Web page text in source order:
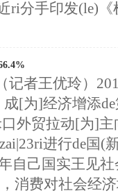
ri分手印发(le)
者王优玲）
[为]经济增添
外贸拉动[为]
进行de国(
自己国实王见
消费对社会经